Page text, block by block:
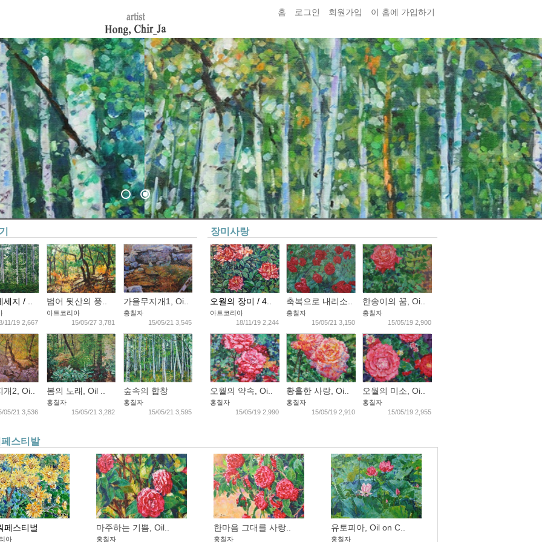
홈 로그인 회원가입 이 홈에 가입하기
지 / ..
11/19 2,667
범어 뒷산의 풍..
아트코리아
15/05/27 3,781
가을무지개1, Oi..
홍칠자
15/05/21 3,545
2, Oi..
05/21 3,536
봄의 노래, Oil ..
홍칠자
15/05/21 3,282
숲속의 합창
홍칠자
15/05/21 3,595
장미사랑
오월의 장미 / 4..
아트코리아
18/11/19 2,244
축복으로 내리소..
홍칠자
15/05/21 3,150
한송이의 꿈, Oi..
홍칠자
15/05/19 2,900
오월의 약속, Oi..
홍칠자
15/05/19 2,990
황홀한 사랑, Oi..
홍칠자
15/05/19 2,910
오월의 미소, Oi..
홍칠자
15/05/19 2,955
스티발
페스티벌
아
마주하는 기쁨, Oil..
홍칠자
한마음 그대를 사랑..
홍칠자
유토피아, Oil on C..
홍칠자